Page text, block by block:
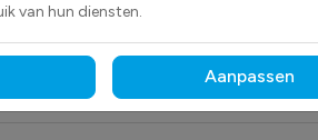
van hun diensten.
Aanpassen